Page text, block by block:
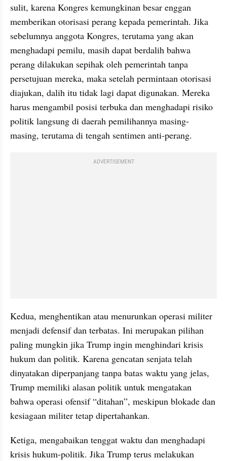
sulit, karena Kongres kemungkinan besar enggan
memberikan otorisasi perang kepada pemerintah. Jika
sebelumnya anggota Kongres, terutama yang akan
menghadapi pemilu, masih dapat berdalih bahwa
perang dilakukan sepihak oleh pemerintah tanpa
persetujuan mereka, maka setelah permintaan otorisasi
diajukan, dalih itu tidak lagi dapat digunakan. Mereka
harus mengambil posisi terbuka dan menghadapi risiko
politik langsung di daerah pemilihannya masing-
masing, terutama di tengah sentimen anti-perang.
ADVERTISEMENT
Kedua, menghentikan atau menurunkan operasi militer
menjadi defensif dan terbatas. Ini merupakan pilihan
paling mungkin jika Trump ingin menghindari krisis
hukum dan politik. Karena gencatan senjata telah
dinyatakan diperpanjang tanpa batas waktu yang jelas,
Trump memiliki alasan politik untuk mengatakan
bahwa operasi ofensif “ditahan”, meskipun blokade dan
kesiagaan militer tetap dipertahankan.
Ketiga, mengabaikan tenggat waktu dan menghadapi
krisis hukum-politik. Jika Trump terus melakukan